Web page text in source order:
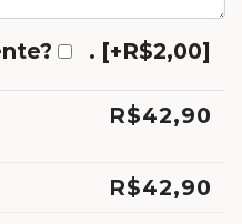
. [+R$2,00]
R$42,90
R$42,90